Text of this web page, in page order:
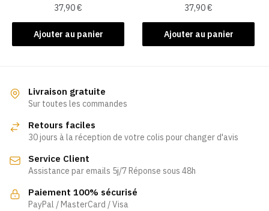
37,90€
Ajouter au panier
37,90€
Ajouter au panier
Livraison gratuite
Sur toutes les commandes
Retours faciles
30 jours à la réception de votre colis pour changer d'avis
Service Client
Assistance par emails 5j/7 Réponse sous 48h
Paiement 100% sécurisé
PayPal / MasterCard / Visa